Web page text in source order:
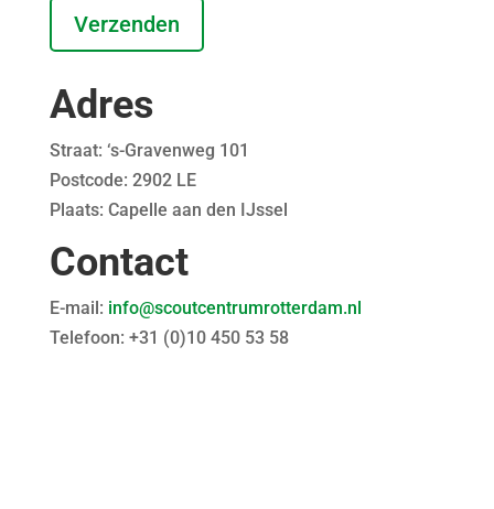
Adres
Straat: ‘s-Gravenweg 101
Postcode: 2902 LE
Plaats: Capelle aan den IJssel
Contact
E-mail: info@scoutcentrumrotterdam.nl
Telefoon: +31 (0)10 450 53 58